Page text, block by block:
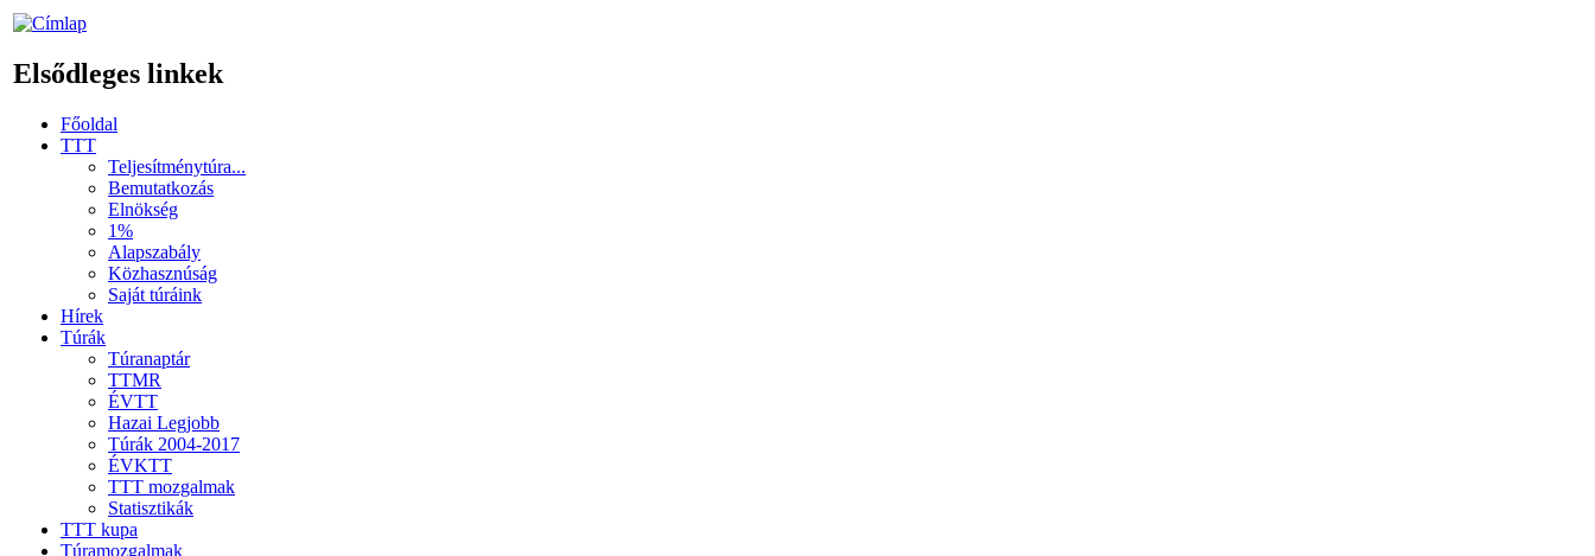
Elsődleges linkek
Főoldal
TTT
Teljesítménytúra...
Bemutatkozás
Elnökség
1%
Alapszabály
Közhasznúság
Saját túráink
Hírek
Túrák
Túranaptár
TTMR
ÉVTT
Hazai Legjobb
Túrák 2004-2017
ÉVKTT
TTT mozgalmak
Statisztikák
TTT kupa
Túramozgalmak